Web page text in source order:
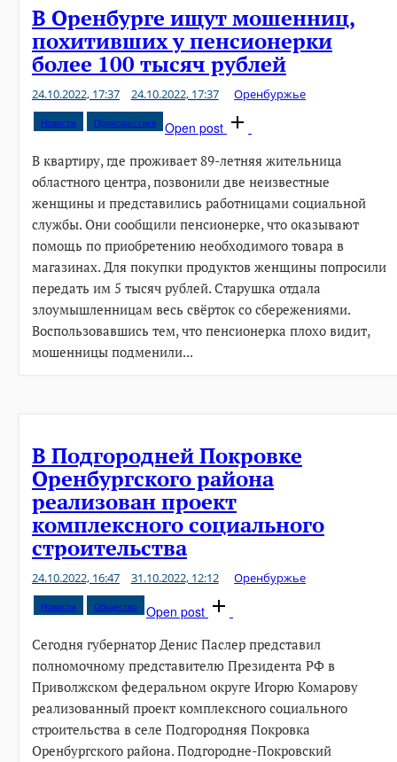
В Оренбурге ищут мошенниц,
похитивших у пенсионерки
более 100 тысяч рублей
24.10.2022, 17:37 24.10.2022, 17:37 Оренбуржье
Новости Происшествия
Open post
В квартиру, где проживает 89-летняя жительница
областного центра, позвонили две неизвестные
женщины и представились работницами социальной
службы. Они сообщили пенсионерке, что оказывают
помощь по приобретению необходимого товара в
магазинах. Для покупки продуктов женщины попросили
передать им 5 тысяч рублей. Старушка отдала
злоумышленницам весь свёрток со сбережениями.
Воспользовавшись тем, что пенсионерка плохо видит,
мошенницы подменили...
В Подгородней Покровке
Оренбургского района
реализован проект
комплексного социального
строительства
24.10.2022, 16:47 31.10.2022, 12:12 Оренбуржье
Новости Общество
Open post
Сегодня губернатор Денис Паслер представил
полномочному представителю Президента РФ в
Приволжском федеральном округе Игорю Комарову
реализованный проект комплексного социального
строительства в селе Подгородняя Покровка
Оренбургского района. Подгородне-Покровский